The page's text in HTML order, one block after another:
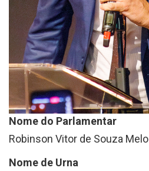
Nome do Parlamentar
Robinson Vitor de Souza Melo
Nome de Urna